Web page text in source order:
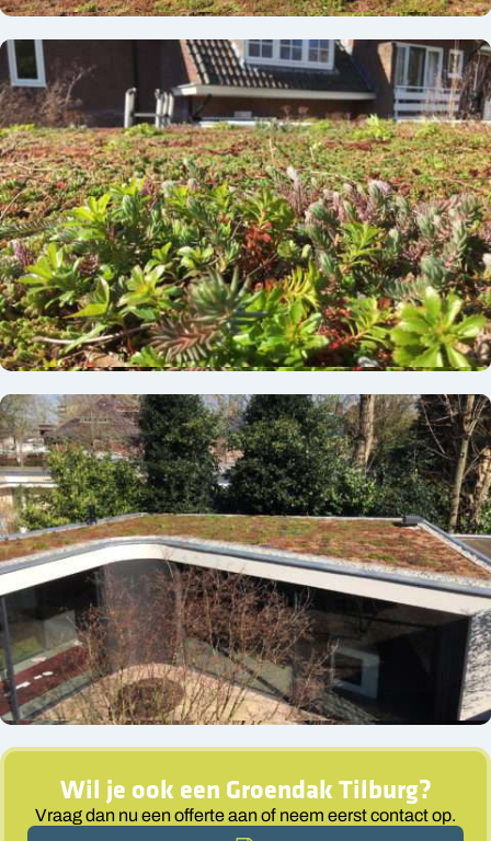
Wil je ook een Groendak Tilburg?
Vraag dan nu een offerte aan of neem eerst contact op.